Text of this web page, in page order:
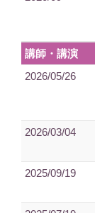
講師・講演
2026/05/26
2026/03/04
2025/09/19